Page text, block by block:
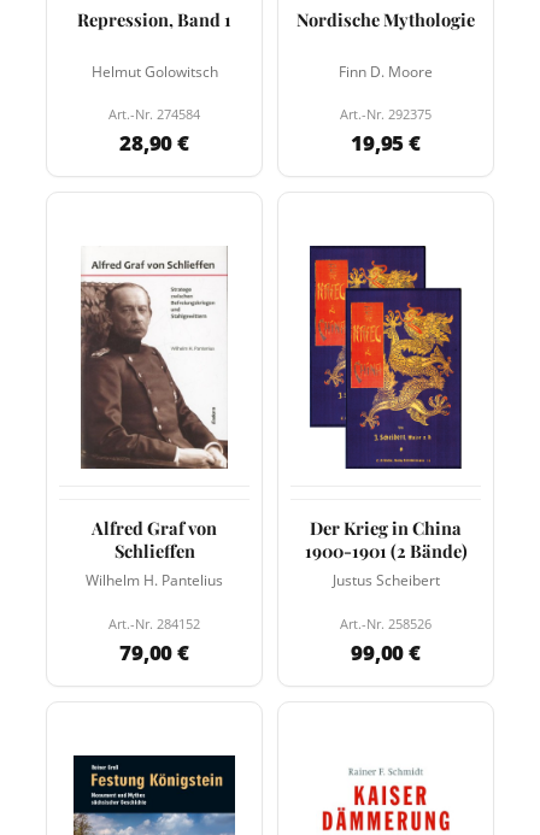
Repression, Band 1
Helmut Golowitsch
Art.-Nr. 274584
28,90 €
Nordische Mythologie
Finn D. Moore
Art.-Nr. 292375
19,95 €
Alfred Graf von
Schlieffen
Wilhelm H. Pantelius
Art.-Nr. 284152
79,00 €
Der Krieg in China
1900-1901 (2 Bände)
Justus Scheibert
Art.-Nr. 258526
99,00 €